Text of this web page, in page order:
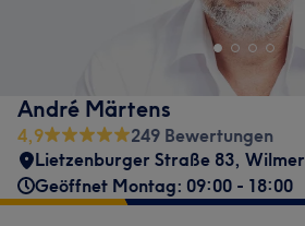
André Märtens
4,9
249 Bewertungen
Lietzenburger Straße 83,
Geöffnet Montag: 09:00 - 18:00